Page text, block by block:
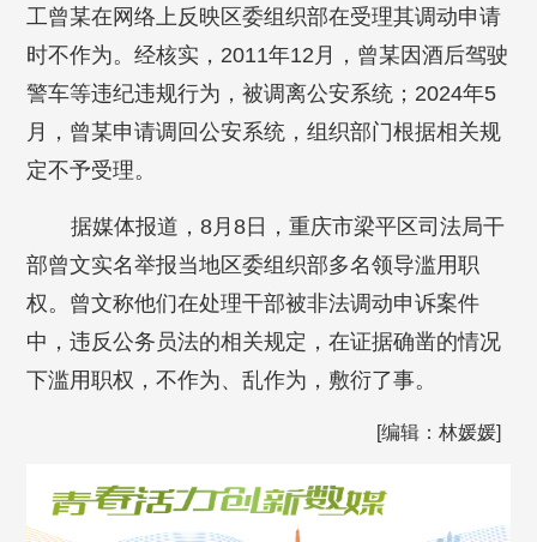
工曾某在网络上反映区委组织部在受理其调动申请
时不作为。经核实，2011年12月，曾某因酒后驾驶
警车等违纪违规行为，被调离公安系统；2024年5
月，曾某申请调回公安系统，组织部门根据相关规
定不予受理。
据媒体报道，8月8日，重庆市梁平区司法局干
部曾文实名举报当地区委组织部多名领导滥用职
权。曾文称他们在处理干部被非法调动申诉案件
中，违反公务员法的相关规定，在证据确凿的情况
下滥用职权，不作为、乱作为，敷衍了事。
[编辑：林媛媛]